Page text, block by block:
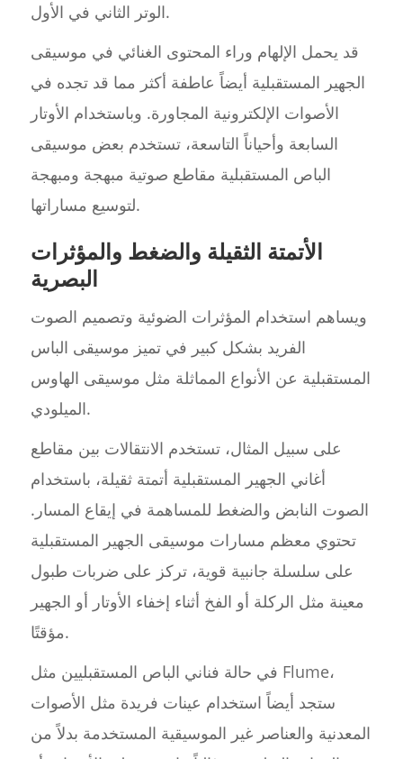
الوتر الثاني في الأول.
قد يحمل الإلهام وراء المحتوى الغنائي في موسيقى
الجهير المستقبلية أيضاً عاطفة أكثر مما قد تجده في
الأصوات الإلكترونية المجاورة. وباستخدام الأوتار
السابعة وأحياناً التاسعة، تستخدم بعض موسيقى
الباص المستقبلية مقاطع صوتية مبهجة ومبهجة
لتوسيع مساراتها.
الأتمتة الثقيلة والضغط والمؤثرات
البصرية
ويساهم استخدام المؤثرات الضوئية وتصميم الصوت
الفريد بشكل كبير في تميز موسيقى الباس
المستقبلية عن الأنواع المماثلة مثل موسيقى الهاوس
الميلودي.
على سبيل المثال، تستخدم الانتقالات بين مقاطع
أغاني الجهير المستقبلية أتمتة ثقيلة، باستخدام
الصوت النابض والضغط للمساهمة في إيقاع المسار.
تحتوي معظم مسارات موسيقى الجهير المستقبلية
على سلسلة جانبية قوية، تركز على ضربات طبول
معينة مثل الركلة أو الفخ أثناء إخفاء الأوتار أو الجهير
مؤقتًا.
في حالة فناني الباص المستقبليين مثل Flume،
ستجد أيضاً استخدام عينات فريدة مثل الأصوات
المعدنية والعناصر غير الموسيقية المستخدمة بدلاً من